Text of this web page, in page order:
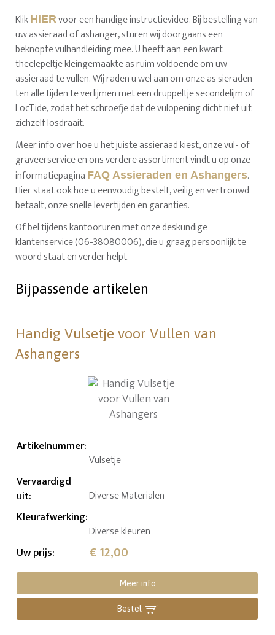
Klik HIERvoor een handige instructievideo. Bij bestelling van
uw assieraad of ashanger, sturen wij doorgaans een
beknopte vulhandleiding mee. U heeft aan een kwart
theelepeltje kleingemaakte as ruim voldoende om uw
assieraad te vullen. Wij raden u wel aan om onze as sieraden
ten alle tijden te verlijmen met een druppeltje secondelijm of
LocTide, zodat het schroefje dat de vulopening dicht niet uit
zichzelf losdraait.
Meer info over hoe u het juiste assieraad kiest, onze vul- of
graveerservice en ons verdere assortiment vindt u op onze
informatiepagina FAQ Assieraden en Ashangers.
Hier staat ook hoe u eenvoudig bestelt, veilig en vertrouwd
betaalt, onze snelle levertijden en garanties.
Of bel tijdens kantooruren met onze deskundige
klantenservice (06-38080006), die u graag persoonlijk te
woord staat en verder helpt.
Bijpassende artikelen
Handig Vulsetje voor Vullen van
Ashangers
Artikelnummer:
Vulsetje
Vervaardigd
uit: Diverse Materialen
Kleurafwerking:
Diverse kleuren
Uw prijs: € 12,00
Meer info
Bestel